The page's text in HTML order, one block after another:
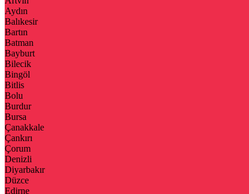
Aydın
Balıkesir
Bartın
Batman
Bayburt
Bilecik
Bingöl
Bitlis
Bolu
Burdur
Bursa
Çanakkale
Çankırı
Çorum
Denizli
Diyarbakır
Düzce
Edirne